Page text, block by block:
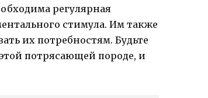
регулярная
стимула. Им также
их потребностям. Будьте
потрясающей породе, и